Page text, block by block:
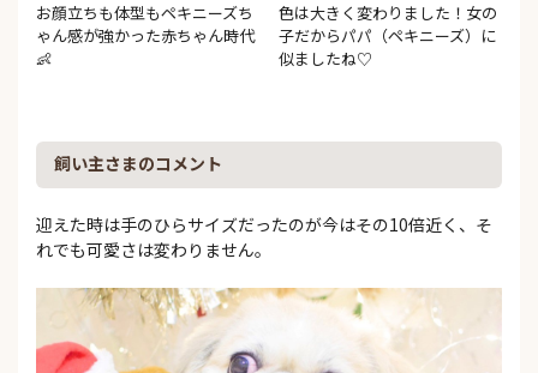
お顔立ちも体型もペキニーズち
ゃん感が強かった赤ちゃん時代
👶
色は大きく変わりました！女の
子だからパパ（ペキニーズ）に
似ましたね♡
飼い主さまのコメント
迎えた時は手のひらサイズだったのが今はその10倍近く、そ
れでも可愛さは変わりません。